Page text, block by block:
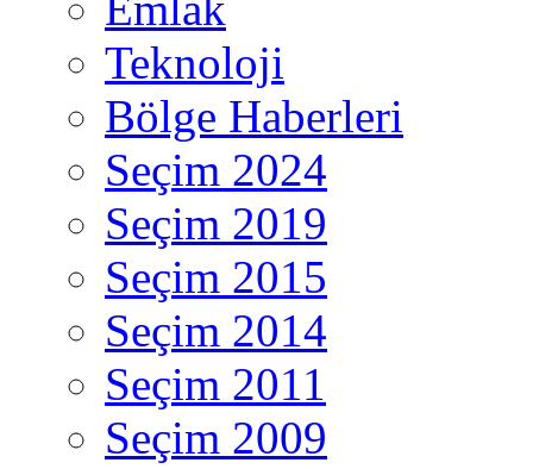
Teknoloji
Bölge Haberleri
Seçim 2024
Seçim 2019
Seçim 2015
Seçim 2014
Seçim 2011
Seçim 2009